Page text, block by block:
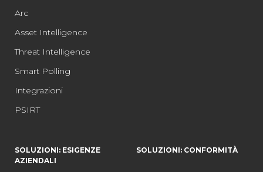
Arc
Asset Intelligence
Threat Intelligence
Smart Polling
Integrazioni
PSIRT
SOLUZIONI: ESIGENZE
AZIENDALI
SOLUZIONI: CONFORMITÀ